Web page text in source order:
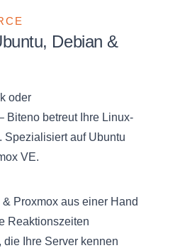
Debian &
oder
Biteno betreut Ihre Linux-
Spezialisiert auf Ubuntu
VE.
Proxmox aus einer Hand
Reaktionszeiten
die Ihre Server kennen